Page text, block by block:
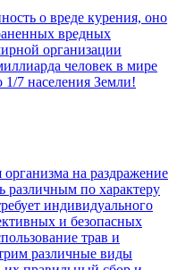
о вреде курения, оно
вредных
организации
человек в мире
1/7 населения Земли!
на раздражение
по характеру
индивидуального
и безопасных
трав и
различные виды